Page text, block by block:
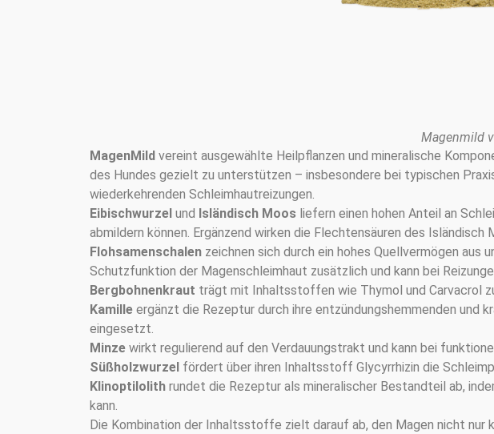
Magenmild
MagenMild vereint ausgewählte Heilpflanzen und mineralische
des Hundes gezielt zu unterstützen – insbesondere bei typischen
wiederkehrenden Schleimhautreizungen.
Eibischwurzel und Isländisch Moos liefern einen hohen Anteil an
abmildern können. Ergänzend wirken die Flechtensäuren des
Flohsamenschalen zeichnen sich durch ein hohes Quellvermögen
Schutzfunktion der Magenschleimhaut zusätzlich und kann bei
Bergbohnenkraut trägt mit Inhaltsstoffen wie Thymol und Carvacrol
Kamille ergänzt die Rezeptur durch ihre entzündungshemmenden
eingesetzt.
Minze wirkt regulierend auf den Verdauungstrakt und kann bei
Süßholzwurzel fördert über ihren Inhaltsstoff Glycyrrhizin die
Klinoptilolith rundet die Rezeptur als mineralischer Bestandteil ab,
kann.
Die Kombination der Inhaltsstoffe zielt darauf ab, den Magen nicht nur